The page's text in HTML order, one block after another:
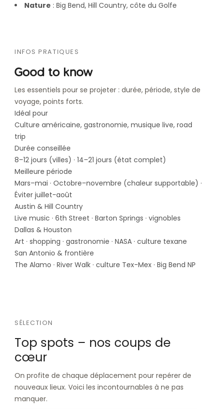
Nature : Big Bend, Hill Country, côte du Golfe
INFOS PRATIQUES
Good to know
Les essentiels pour se projeter : durée, période, style de
voyage, points forts.
Idéal pour
Culture américaine, gastronomie, musique live, road
trip
Durée conseillée
8–12 jours (villes) · 14–21 jours (état complet)
Meilleure période
Mars–mai · Octobre–novembre (chaleur supportable) ·
Éviter juillet-août
Austin & Hill Country
Live music · 6th Street · Barton Springs · vignobles
Dallas & Houston
Art · shopping · gastronomie · NASA · culture texane
San Antonio & frontière
The Alamo · River Walk · culture Tex-Mex · Big Bend NP
SÉLECTION
Top spots – nos coups de
cœur
On profite de chaque déplacement pour repérer de
nouveaux lieux. Voici les incontournables à ne pas
manquer.